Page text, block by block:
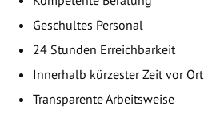
Geschultes Personal
24 Stunden Erreichbarkeit
Innerhalb kürzester Zeit vor Ort
Transparente Arbeitsweise